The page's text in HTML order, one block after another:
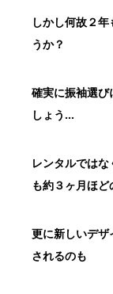
しかし何故２
うか？
確実に振袖選
しょう…
レンタルでは
も約３ヶ月ほど
更に新しいデ
されるのも